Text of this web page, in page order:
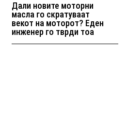
Дали новите моторни
масла го скратуваат
векот на моторот? Еден
инженер го тврди тоа